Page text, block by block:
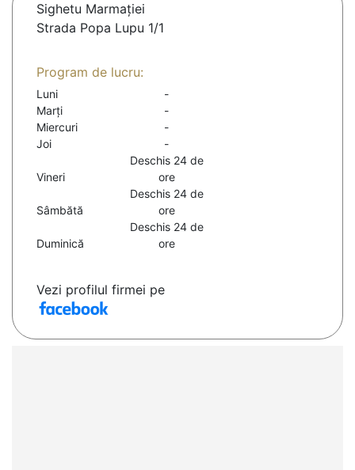
Sighetu Marmaţiei
Strada Popa Lupu 1/1
Program de lucru:
Luni
-
Marți
-
Miercuri
-
Joi
-
Vineri
Deschis 24 de
ore
Sâmbătă
Deschis 24 de
ore
Duminică
Deschis 24 de
ore
Vezi profilul firmei pe